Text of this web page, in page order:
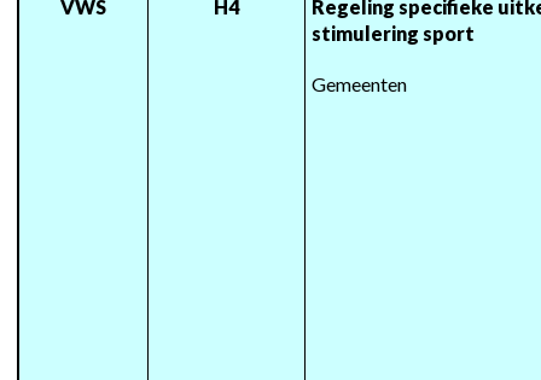
VWS H4
Regeling specifieke
stimulering sport
Gemeenten